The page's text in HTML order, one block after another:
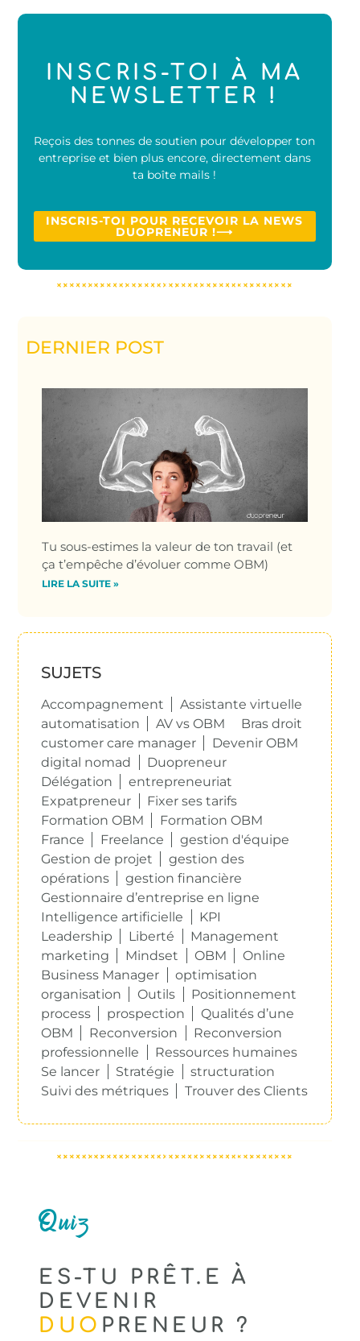
INSCRIS-TOI À MA
NEWSLETTER !
Reçois des tonnes de soutien pour développer ton
entreprise et bien plus encore, directement dans
ta boîte mails !
INSCRIS-TOI POUR RECEVOIR LA NEWS
DUOPRENEUR !⟶
DERNIER POST
Tu sous-estimes la valeur de ton travail (et
ça t’empêche d’évoluer comme OBM)
LIRE LA SUITE »
SUJETS
Accompagnement
Assistante virtuelle
automatisation
AV vs OBM
Bras droit
customer care manager
Devenir OBM
digital nomad
Duopreneur
Délégation
entrepreneuriat
Expatpreneur
Fixer ses tarifs
Formation OBM
Formation OBM
France
Freelance
gestion d'équipe
Gestion de projet
gestion des
opérations
gestion financière
Gestionnaire d’entreprise en ligne
Intelligence artificielle
KPI
Leadership
Liberté
Management
marketing
Mindset OBM
Online
Business Manager
optimisation
organisation
Outils
Positionnement
process
prospection
Qualités d’une
OBM
Reconversion
Reconversion
professionnelle
Ressources humaines
Se lancer
Stratégie
structuration
Suivi des métriques
Trouver des Clients
Quiz
ES-TU PRÊT.E À
DEVENIR
DUO PRENEUR ?